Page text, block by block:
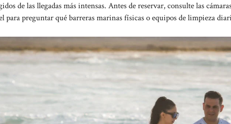
de las llegadas más intensas. Antes de reservar, consulte las
para preguntar qué barreras marinas físicas o equipos de limpieza